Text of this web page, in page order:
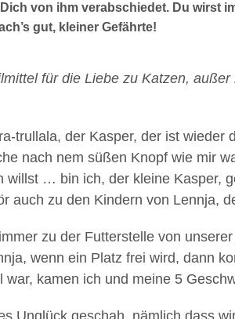
von ihm verabschiedet. Du wirst
gut, kleiner Gefährte!
für die Liebe zu Katzen,
trullala, der Kasper, der ist wieder
nach nem süßen Knopf wie mir
willst … bin ich, der kleine Kasper,
auch zu den Kindern von Lennja,
zu der Futterstelle von
wenn ein Platz frei wird, dann
war, kamen ich und meine 5
Unglück geschah, nämlich dass